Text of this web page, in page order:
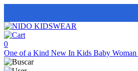
0
One of a Kind New In Kids Baby Woman